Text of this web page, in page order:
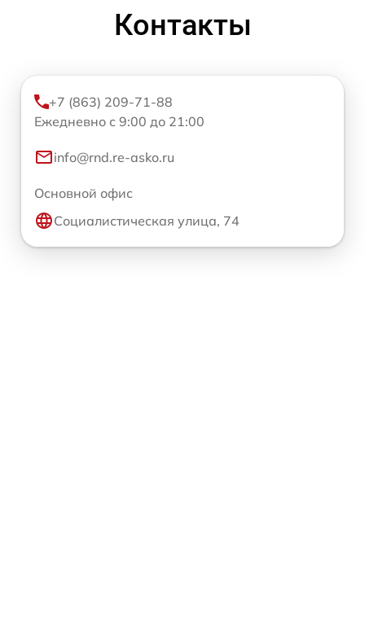
Контакты
+7 (863) 209-71-88
Ежедневно с 9:00 до 21:00
info@rnd.re-asko.ru
Основной офис
Социалистическая улица, 74